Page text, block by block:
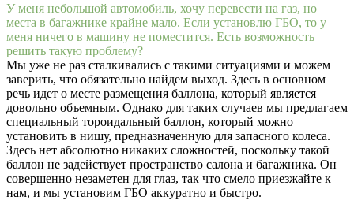
У меня небольшой автомобиль, хочу перевести на газ, но
места в багажнике крайне мало. Если установлю ГБО, то у
меня ничего в машину не поместится. Есть возможность
решить такую проблему?
Мы уже не раз сталкивались с такими ситуациями и можем
заверить, что обязательно найдем выход. Здесь в основном
речь идет о месте размещения баллона, который является
довольно объемным. Однако для таких случаев мы предлагаем
специальный тороидальный баллон, который можно
установить в нишу, предназначенную для запасного колеса.
Здесь нет абсолютно никаких сложностей, поскольку такой
баллон не задействует пространство салона и багажника. Он
совершенно незаметен для глаз, так что смело приезжайте к
нам, и мы установим ГБО аккуратно и быстро.